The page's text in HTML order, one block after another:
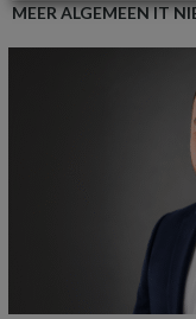
MEER ALGEMEEN IT